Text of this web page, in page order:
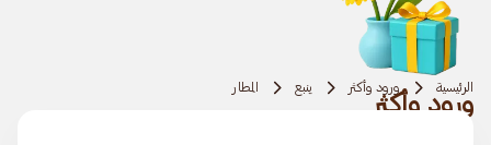
الرئيسية ورود وأكثر ينبع المطار
ورود وأكثر